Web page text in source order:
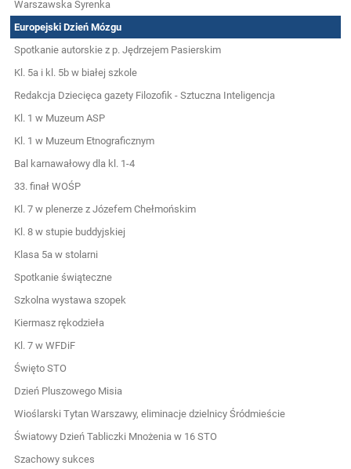
Warszawska Syrenka
Europejski Dzień Mózgu
Spotkanie autorskie z p. Jędrzejem Pasierskim
Kl. 5a i kl. 5b w białej szkole
Redakcja Dziecięca gazety Filozofik - Sztuczna Inteligencja
Kl. 1 w Muzeum ASP
Kl. 1 w Muzeum Etnograficznym
Bal karnawałowy dla kl. 1-4
33. finał WOŚP
Kl. 7 w plenerze z Józefem Chełmońskim
Kl. 8 w stupie buddyjskiej
Klasa 5a w stolarni
Spotkanie świąteczne
Szkolna wystawa szopek
Kiermasz rękodzieła
Kl. 7 w WFDiF
Święto STO
Dzień Pluszowego Misia
Wioślarski Tytan Warszawy, eliminacje dzielnicy Śródmieście
Światowy Dzień Tabliczki Mnożenia w 16 STO
Szachowy sukces